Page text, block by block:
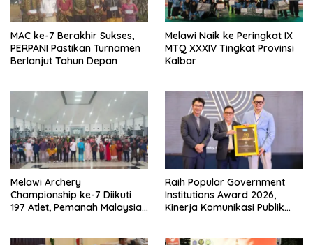
MAC ke-7 Berakhir Sukses,
PERPANI Pastikan Turnamen
Berlanjut Tahun Depan
Melawi Naik ke Peringkat IX
MTQ XXXIV Tingkat Provinsi
Kalbar
Melawi Archery
Championship ke-7 Diikuti
197 Atlet, Pemanah Malaysia
Raih Popular Government
Institutions Award 2026,
Kinerja Komunikasi Publik